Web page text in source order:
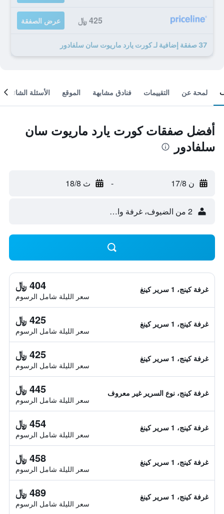
425 ﷼ عرض الصفقة
37 صفقة إضافية لـ كورت يارد ماريوت سان سلفادور
لمحة عن التقييمات فنادق مشابهة الموقع الأسئلة الشائعة
أفضل صفقات كورت يارد ماريوت سان
سلفادور
ن 17/8 - ث 18/8
2 من الضيوف، غرفة واحدة
غرفة كينج، 1 سرير كينغ 404 ﷼
سعر الليلة شامل الرسوم
غرفة كينج، 1 سرير كينغ 425 ﷼
سعر الليلة شامل الرسوم
غرفة كينج، 1 سرير كينغ 425 ﷼
سعر الليلة شامل الرسوم
غرفة كينج، نوع السرير غير معروف 445 ﷼
سعر الليلة شامل الرسوم
غرفة كينج، 1 سرير كينغ 454 ﷼
سعر الليلة شامل الرسوم
غرفة كينج، 1 سرير كينغ 458 ﷼
سعر الليلة شامل الرسوم
غرفة كينج، 1 سرير كينغ 489 ﷼
سعر الليلة شامل الرسوم